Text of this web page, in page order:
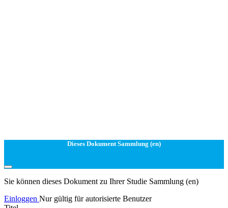
Dieses Dokument Sammlung (en)
Sie können dieses Dokument zu Ihrer Studie Sammlung (en)
Einloggen Nur gültig für autorisierte Benutzer